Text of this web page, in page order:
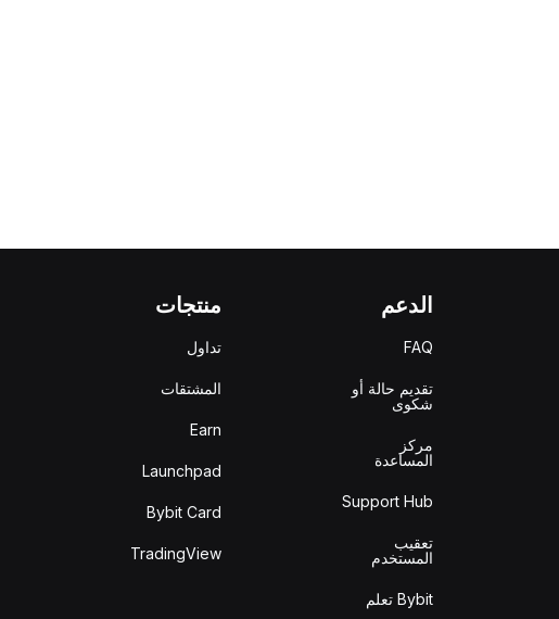
الدعم
FAQ
تقديم حالة أو
شكوى
مركز
المساعدة
Support Hub
تعقيب
المستخدم
Bybit تعلم
منتجات
تداول
المشتقات
Earn
Launchpad
Bybit Card
TradingView